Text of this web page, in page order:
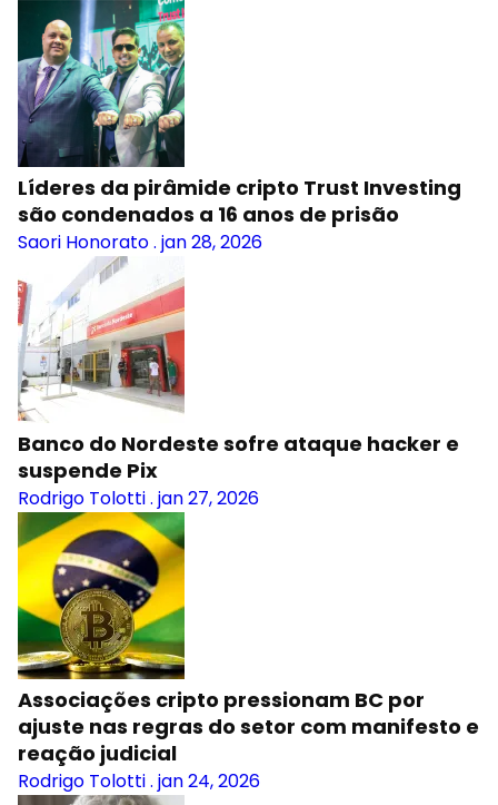
Líderes da pirâmide cripto Trust Investing
são condenados a 16 anos de prisão
Saori Honorato. jan 28, 2026
Banco do Nordeste sofre ataque hacker e
suspende Pix
Rodrigo Tolotti. jan 27, 2026
Associações cripto pressionam BC por
ajuste nas regras do setor com manifesto e
reação judicial
Rodrigo Tolotti. jan 24, 2026